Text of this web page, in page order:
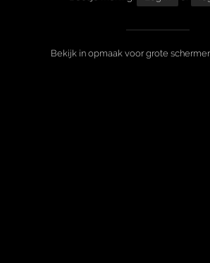
Bekijk in opmaak voor grote